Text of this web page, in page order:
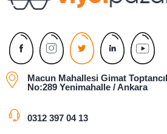
Macun Mahallesi Gimat
No:289 Yenimahalle / Ankara
0312 397 04 13